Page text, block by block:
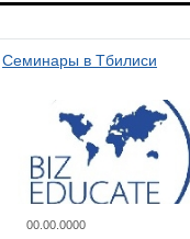
Семинары в Тбилиси
00.00.0000